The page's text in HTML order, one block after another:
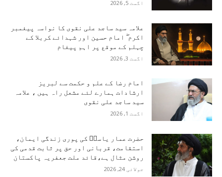
اگست 5, 2026
علامہ سید ساجد علی نقوی کا نواسہ پیغمبر
اکرم ۖ امام حسین اور شہدائے کربلا کے
چہلم کے موقع پر اہم پیغام
اگست 3, 2026
امام رضا کے علم و حکمت سے لبریز
ارشادات ہمارے لئے مشعل راہ ہیں ، علامہ
سید ساجد علی نقوی
اگست 1, 2026
حضرت عمار یاسرؑ کی پوری زندگی ایمان،
استقامت، قربانی اور حق پر ثابت قدمی کی
روشن مثال ہے،قائد ملت جعفریہ پاکستان
جولائی 24, 2026